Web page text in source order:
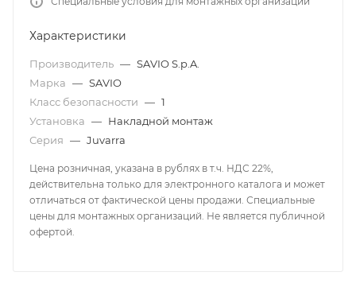
Характеристики
Производитель — SAVIO S.p.A.
Марка — SAVIO
Класс безопасности — 1
Установка — Накладной монтаж
Серия — Juvarra
Цена розничная, указана в рублях в т.ч. НДС 22%,
действительна только для электронного каталога и может
отличаться от фактической цены продажи. Специальные
цены для монтажных организаций. Не является публичной
офертой.